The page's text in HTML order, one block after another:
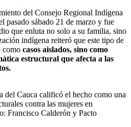
del Consejo Regional Indígena
pasado sábado 21 de marzo y fue
que enluta no solo a su familia, sino
indígena reiteró que este tipo de
como casos aislados, sino como
estructural que afecta a las
del Cauca calificó el hecho como una
contra las mujeres en
Francisco Calderón y Pacto